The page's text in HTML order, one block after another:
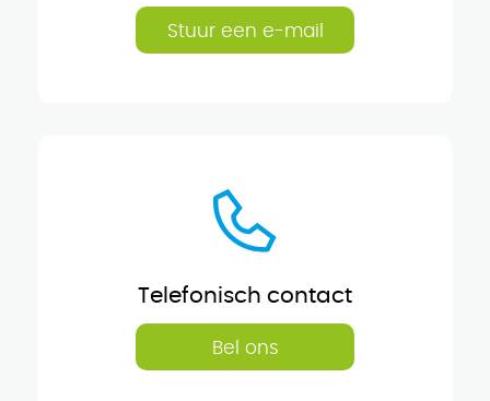
Stuur een e-mail
Telefonisch contact
Bel ons